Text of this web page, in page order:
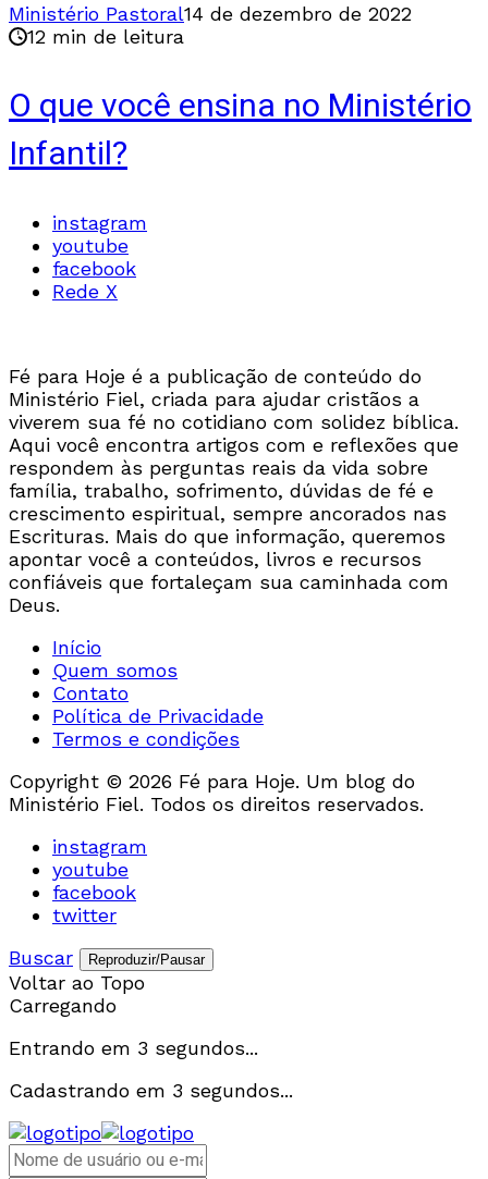
Ministério Pastoral14 de dezembro de 2022
12 min de leitura
O que você ensina no Ministério
Infantil?
instagram
youtube
facebook
Rede X
Fé para Hoje é a publicação de conteúdo do
Ministério Fiel, criada para ajudar cristãos a
viverem sua fé no cotidiano com solidez bíblica.
Aqui você encontra artigos com e reflexões que
respondem às perguntas reais da vida sobre
família, trabalho, sofrimento, dúvidas de fé e
crescimento espiritual, sempre ancorados nas
Escrituras. Mais do que informação, queremos
apontar você a conteúdos, livros e recursos
confiáveis que fortaleçam sua caminhada com
Deus.
Início
Quem somos
Contato
Política de Privacidade
Termos e condições
Copyright © 2026 Fé para Hoje. Um blog do
Ministério Fiel. Todos os direitos reservados.
instagram
youtube
facebook
twitter
Buscar
Reproduzir/Pausar
Voltar ao Topo
Carregando
Entrando em 3 segundos...
Cadastrando em 3 segundos...